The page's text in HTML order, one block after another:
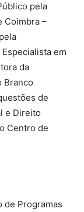
pela
Coimbra –
em
da
Branco
de
e Direito
Centro de
de Programas